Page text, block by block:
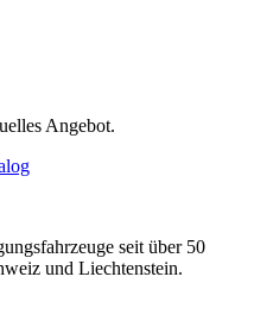
Angebot.
seit über 50
und Liechtenstein.